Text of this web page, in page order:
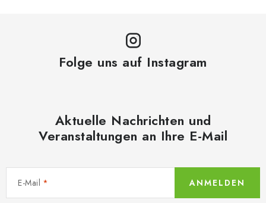
Folge uns auf Instagram
Aktuelle Nachrichten und
Veranstaltungen an Ihre E-Mail
E-Mail ANMELDEN